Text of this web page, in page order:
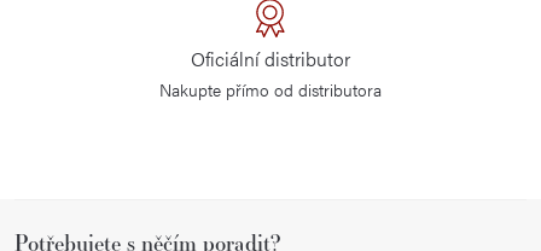
v
Oficiální distributor
Nakupte přímo od distributora
Potřebujete s něčím poradit?